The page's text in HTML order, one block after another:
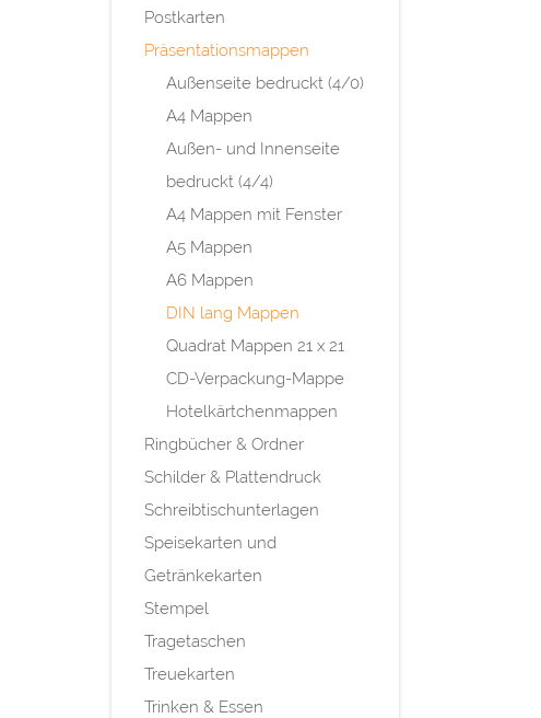
Postkarten
Präsentationsmappen
Außenseite bedruckt (4/0)
A4 Mappen
Außen- und Innenseite
bedruckt (4/4)
A4 Mappen mit Fenster
A5 Mappen
A6 Mappen
DIN lang Mappen
Quadrat Mappen 21 x 21
CD-Verpackung-Mappe
Hotelkärtchenmappen
Ringbücher & Ordner
Schilder & Plattendruck
Schreibtischunterlagen
Speisekarten und
Getränkekarten
Stempel
Tragetaschen
Treuekarten
Trinken & Essen